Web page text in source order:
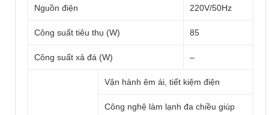
Nguồn điện 220V/50Hz
Công suất tiêu thụ (W) 85
Công suất xả đá (W) –
Vận hành êm ái, tiết kiệm điện
Công nghệ làm lạnh đa chiều giúp